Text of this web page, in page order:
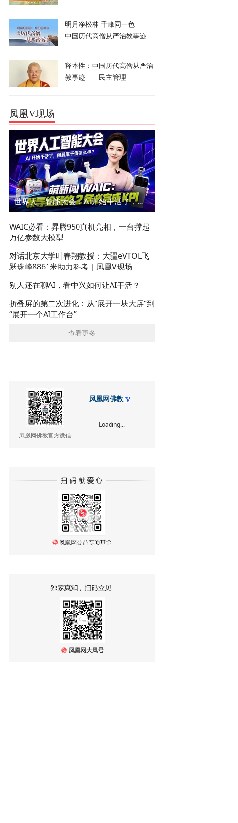
明月净松林 千峰同一色——
中国历代高僧从严治教事迹
释本性：中国历代高僧从严治
教事迹——民主管理
凤凰V现场
世界人工智能大会：AI开始干活了，但到底干的怎么样？萌新闯WAIC
WAIC必看：昇腾950真机亮相，一台撑起
万亿参数大模型
对话北京大学叶春翔教授：大疆eVTOL飞
跃珠峰8861米助力科考｜凤凰V现场
别人还在聊AI，看中兴如何让AI干活？
折叠屏的第二次进化：从“展开一块大屏”到
“展开一个AI工作台”
查看更多
凤凰网佛教官方微信
凤凰网佛教
Loading...